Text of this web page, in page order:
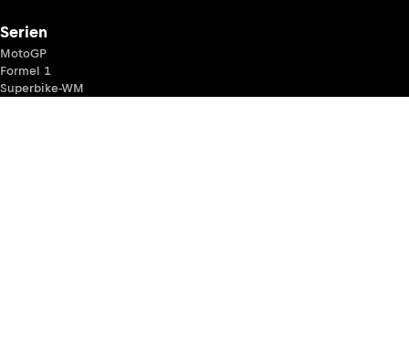
Serien
MotoGP
Formel 1
Superbike-WM